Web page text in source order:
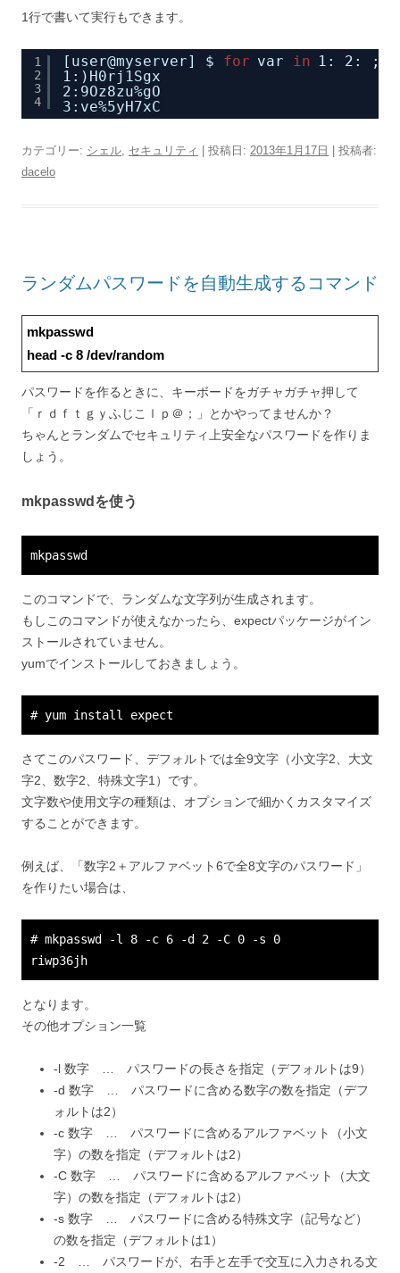
1行で書いて実行もできます。
1
2
3
4
[user@myserver] $ for var in 1: 2: ;
1:)H0rj1Sgx
2:9Oz8zu%gO
3:ve%5yH7xC
カテゴリー: シェル, セキュリティ | 投稿日: 2013年1月17日
投稿者:
dacelo
ランダムパスワードを自動生成するコマンド
mkpasswd
head -c 8 /dev/random
パスワードを作るときに、キーボードをガチャガチャ押して
「ｒｄｆｔｇｙふじこｌｐ＠；」とかやってませんか？
ちゃんとランダムでセキュリティ上安全なパスワードを作りま
しょう。
mkpasswdを使う
mkpasswd
このコマンドで、ランダムな文字列が生成されます。
もしこのコマンドが使えなかったら、expectパッケージがイン
ストールされていません。
yumでインストールしておきましょう。
# yum install expect
さてこのパスワード、デフォルトでは全9文字（小文字2、大文
字2、数字2、特殊文字1）です。
文字数や使用文字の種類は、オプションで細かくカスタマイズ
することができます。
例えば、「数字2＋アルファベット6で全8文字のパスワード」
を作りたい場合は、
# mkpasswd -l 8 -c 6 -d 2 -C 0 -s 0
riwp36jh
となります。
その他オプション一覧
-l 数字 … パスワードの長さを指定（デフォルトは9）
-d 数字 … パスワードに含める数字の数を指定（デフ
ォルトは2）
-c 数字 … パスワードに含めるアルファベット（小文
字）の数を指定（デフォルトは2）
-C 数字 … パスワードに含めるアルファベット（大文
字）の数を指定（デフォルトは2）
-s 数字 … パスワードに含める特殊文字（記号など）
の数を指定（デフォルトは1）
-2 … パスワードが、右手と左手で交互に入力される文